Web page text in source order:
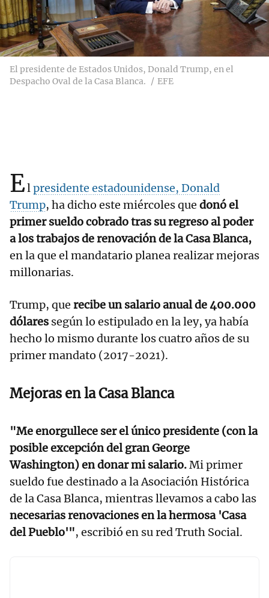
El presidente de Estados Unidos, Donald Trump, en el
Despacho Oval de la Casa Blanca.
EFE
Elpresidente estadounidense, Donald
Trump, ha dicho este miércoles que donó el
primer sueldo cobrado tras su regreso al poder
a los trabajos de renovación de la Casa Blanca,
en la que el mandatario planea realizar mejoras
millonarias.
Trump, que recibe un salario anual de 400.000
dólares según lo estipulado en la ley, ya había
hecho lo mismo durante los cuatro años de su
primer mandato (2017-2021).
Mejoras en la Casa Blanca
"Me enorgullece ser el único presidente (con la
posible excepción del gran George
Washington) en donar mi salario.Mi primer
sueldo fue destinado a la Asociación Histórica
de la Casa Blanca, mientras llevamos a cabo las
necesarias renovaciones en la hermosa 'Casa
del Pueblo'", escribió en su red Truth Social.